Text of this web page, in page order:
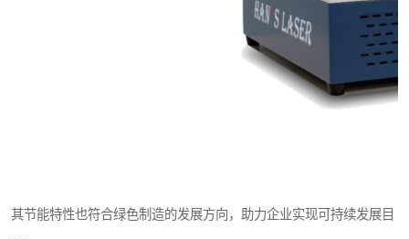
其节能特性也符合绿色制造的发展方向，助力企业实现可持续发展目